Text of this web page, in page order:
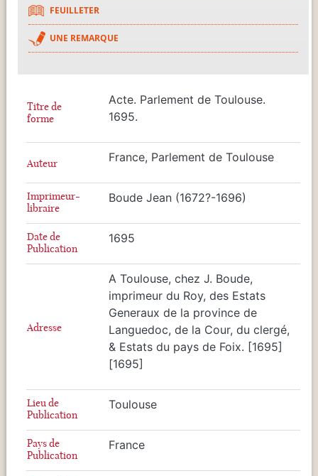
FEUILLETER
UNE REMARQUE
Titre de
forme
Acte. Parlement de Toulouse.
1695.
Auteur France, Parlement de Toulouse
Imprimeur-
libraire
Boude Jean (1672?-1696)
Date de
Publication
1695
Adresse
A Toulouse, chez J. Boude,
imprimeur du Roy, des Estats
Generaux de la province de
Languedoc, de la Cour, du clergé,
& Estats du pays de Foix. [1695]
[1695]
Lieu de
Publication
Toulouse
Pays de
Publication
France